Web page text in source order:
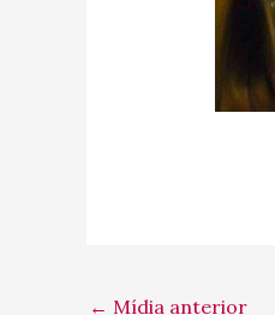
← Mídia anterior